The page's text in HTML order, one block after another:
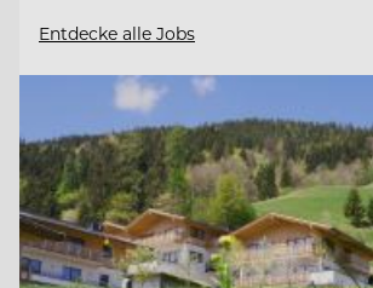
Entdecke alle Jobs